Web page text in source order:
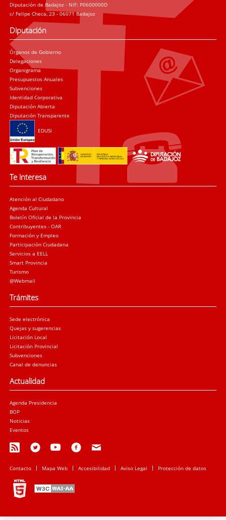
Diputación de Badajoz - NIF: P0600000D
c/ Felipe Checa, 23 - 06071 Badajoz
Diputación
Órganos de Gobierno
Delegaciones
Organigrama
Presupuestos Anuales
Subvenciones
Identidad Corporativa
Diputación Abierta
Diputación Transparente
EDUSI
Te interesa
Atención al Ciudadano
Agenda Cultural
Boletín Oficial de la Provincia
Contribuyentes - OAR
Formación y Empleo
Participación Ciudadana
Servicios a EELL
Smart Provincia
Turismo
@Webmail
Trámites
Sede electrónica
Quejas y sugerencias
Licitación Local
Licitación Provincial
Subvenciones
Canal de denuncias
Actualidad
Agenda Presidencia
BOP
Noticias
Eventos
Contacto Mapa Web Accesibilidad Aviso Legal Protección de datos